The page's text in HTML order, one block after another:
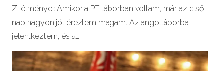
Z. élményei: Amikor a PT táborban voltam, már az első
nap nagyon jól éreztem magam. Az angoltáborba
jelentkeztem, és a…